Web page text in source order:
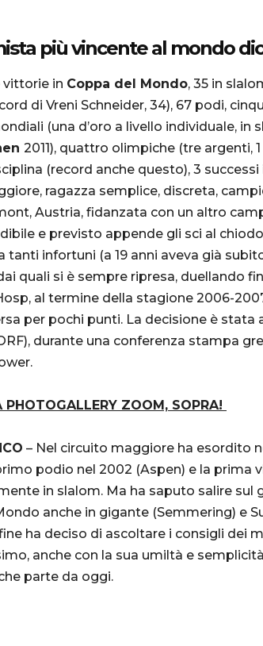
più vincente al mondo
in Coppa del Mondo, 35 in
di Vreni Schneider, 34), 67 podi,
(una d’oro a livello individuale, in
2011), quattro olimpiche (tre argenti,
(record anche questo), 3 successi
ragazza semplice, discreta,
Austria, fidanzata con un altro
e previsto appende gli sci al
tanti infortuni (a 19 anni aveva già
quali si è sempre ripresa, duellando
al termine della stagione 2006-
per pochi punti. La decisione è stata
durante una conferenza stampa
PHOTOGALLERY ZOOM, SOPRA!
– Nel circuito maggiore ha esordito
podio nel 2002 (Aspen) e la prima
in slalom. Ma ha saputo salire sul
anche in gigante (Semmering) e
ha deciso di ascoltare i consigli dei
anche con la sua umiltà e
che parte da oggi.